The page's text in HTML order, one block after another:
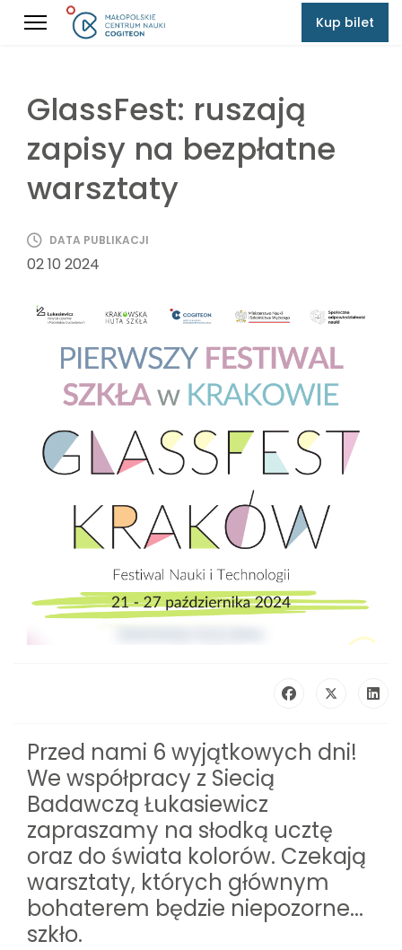
Kup bilet
GlassFest: ruszają
zapisy na bezpłatne
warsztaty
DATA PUBLIKACJI
02 10 2024
Przed nami 6 wyjątkowych dni!
We współpracy z Siecią
Badawczą Łukasiewicz
zapraszamy na słodką ucztę
oraz do świata kolorów. Czekają
warsztaty, których głównym
bohaterem będzie niepozorne...
szkło.